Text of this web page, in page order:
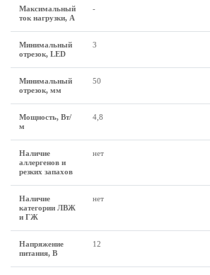
Максимальный
ток нагрузки, А
-
Минимальный
отрезок, LED
3
Минимальный
отрезок, мм
50
Мощность, Вт/
м
4,8
Наличие
аллергенов и
резких запахов
нет
Наличие
категории ЛВЖ
и ГЖ
нет
Напряжение
питания, В
12